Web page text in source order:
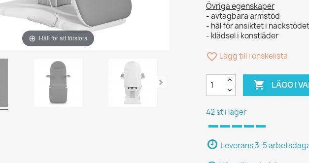
Håll för att förstora
Övriga egenskaper
- avtagbara armstöd
- hål för ansiktet i nackstödet
- klädsel i konstläder
favorite_border Lägg till i önskelista
 LÄGG I
42 st i lager
Leverans 3-5